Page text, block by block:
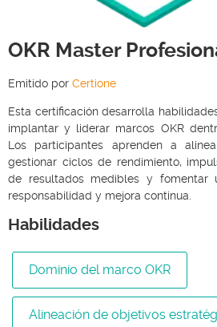
OKR Master
Emitido por Certione
Esta certificación desarrolla
implantar y liderar marcos OKR
Los participantes aprenden a
gestionar ciclos de rendimiento,
de resultados medibles y fomentar
responsabilidad y mejora continua.
Habilidades
Dominio del marco OKR
Alineación de objetivos